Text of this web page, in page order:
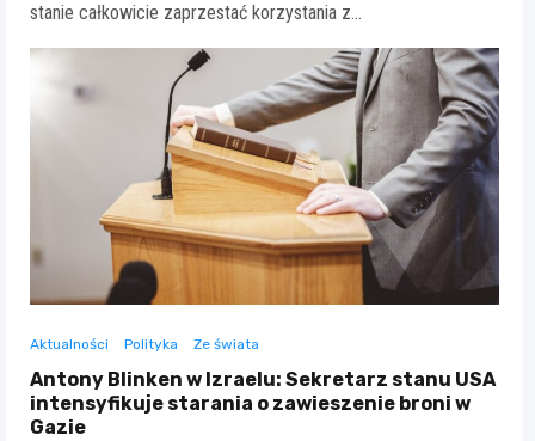
stanie całkowicie zaprzestać korzystania z…
Aktualności Polityka Ze świata
Antony Blinken w Izraelu: Sekretarz stanu USA
intensyfikuje starania o zawieszenie broni w
Gazie